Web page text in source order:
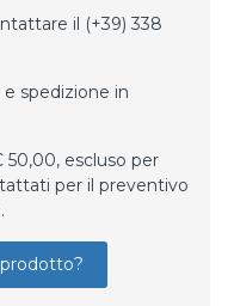
il (+39) 338
spedizione in
escluso per
per il preventivo